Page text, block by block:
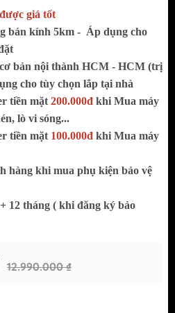
giá tốt
bán kính 5km - Áp dụng cho
bản nội thành HCM - HCM (trị
cho tùy chọn lắp tại nhà
tiền mặt 200.000đ khi Mua máy
lò vi sóng...
tiền mặt 100.000đ khi Mua máy
hàng khi mua phụ kiện bảo vệ
12 tháng ( khi đăng ký bảo
12.990.000 ₫